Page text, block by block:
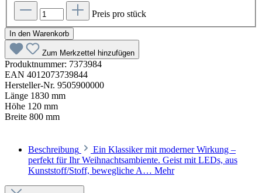
Preis pro stück
In den Warenkorb
Zum Merkzettel hinzufügen
Produktnummer: 7373984
EAN 4012073739844
Hersteller-Nr. 9505900000
Länge 1830 mm
Höhe 120 mm
Breite 800 mm
Beschreibung
Ein Klassiker mit moderner Wirkung –
perfekt für Ihr Weihnachtsambiente. Geist mit LEDs, aus
Kunststoff/Stoff, bewegliche A… Mehr